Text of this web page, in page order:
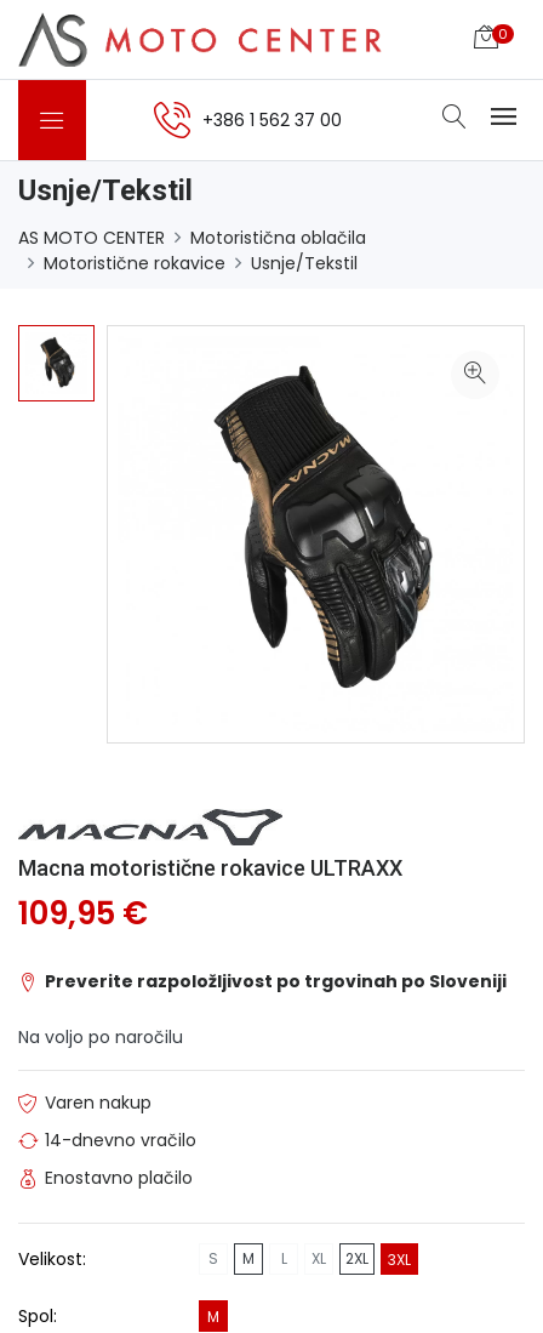
0
+386 1 562 37 00
Usnje/Tekstil
AS MOTO CENTER
Motoristična oblačila
Motoristične rokavice
Usnje/Tekstil
Macna motoristične rokavice ULTRAXX
109,95 €
Preverite razpoložljivost po trgovinah po Sloveniji
Na voljo po naročilu
Varen nakup
14-dnevno vračilo
Enostavno plačilo
Velikost: S M L XL 2XL 3XL
Spol: M